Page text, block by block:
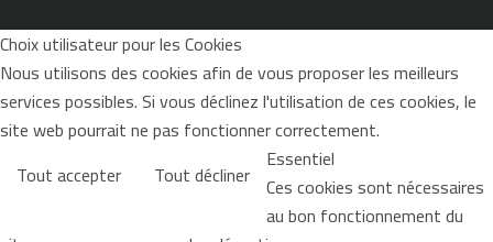
Choix utilisateur pour les Cookies
Nous utilisons des cookies afin de vous proposer les meilleurs
services possibles. Si vous déclinez l'utilisation de ces cookies, le
site web pourrait ne pas fonctionner correctement.
Tout accepter
Tout décliner Essentiel
Ces cookies sont nécessaires
au bon fonctionnement du